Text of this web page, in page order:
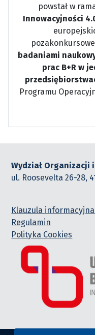
powstał w
Innowacyjności
badaniami
prac B+R w
Programu
Wydział Organizacji
ul. Roosevelta 26-28,
Klauzula informacyjna
Regulamin
Polityka Cookies